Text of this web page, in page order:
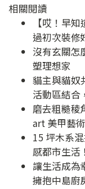
相關閱讀
【哎！早
過初次裝修
沒有玄關怎
塑理想家
貓主與貓奴
活動區結合
磨去粗糙稜
art 美甲藝
15 坪木系
感都市生活！
讓生活成為
擁抱中島廚